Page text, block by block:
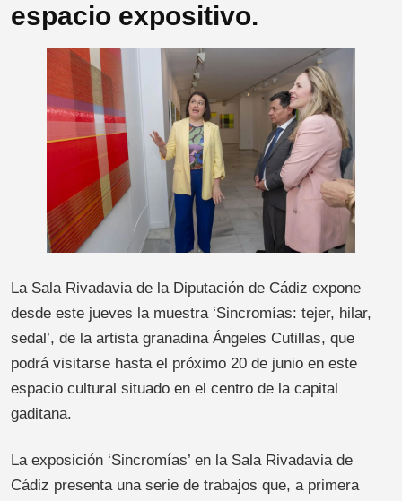
espacio expositivo.
La Sala Rivadavia de la Diputación de Cádiz expone
desde este jueves la muestra ‘Sincromías: tejer, hilar,
sedal’, de la artista granadina Ángeles Cutillas, que
podrá visitarse hasta el próximo 20 de junio en este
espacio cultural situado en el centro de la capital
gaditana.
La exposición ‘Sincromías’ en la Sala Rivadavia de
Cádiz presenta una serie de trabajos que, a primera